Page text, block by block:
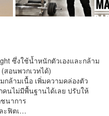
ซึ่งใช้น้ำหนักตัวเองและกล้าม
สอนพวกเวทได้)
ล้ามเนื้อ เพิ่มความคล่องตัว
นไม่มีพื้นฐานได้เลย ปรับให้
นาการ
ะฟิตเ…